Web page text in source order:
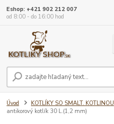
Eshop: +421 902 212 007
od 8:00 - do 16:00 hod
Úvod KOTLÍKY SO SMALT. KOTLINOU
antikorový kotlík 30 L.(1,2 mm)